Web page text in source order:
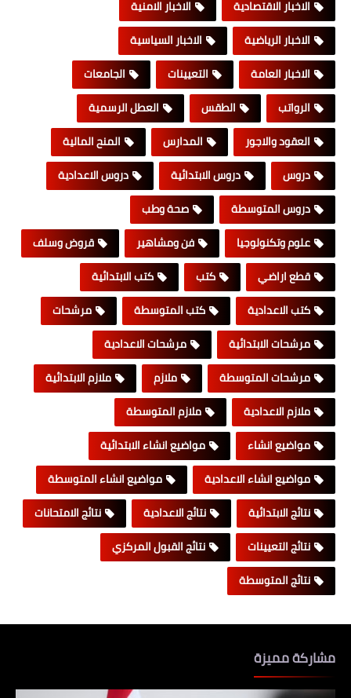
الاخبار الاقتصادية
الاخبار الامنية
الاخبار الرياضية
الاخبار السياسية
الاخبار العامة
التعيينات
الجامعات
الرواتب
الطقس
العطل الرسمية
العقود والاجور
المدارس
المنح المالية
دروس
دروس الابتدائية
دروس الاعدادية
دروس المتوسطة
صحة وطب
علوم وتكنولوجيا
فن ومشاهير
قروض وسلف
قطع اراضي
كتب
كتب الابتدائية
كتب الاعدادية
كتب المتوسطة
مرشحات
مرشحات الابتدائية
مرشحات الاعدادية
مرشحات المتوسطة
ملازم
ملازم الابتدائية
ملازم الاعدادية
ملازم المتوسطة
مواضيع انشاء
مواضيع انشاء الابتدائية
مواضيع انشاء الاعدادية
مواضيع انشاء المتوسطة
نتائج الابتدائية
نتائج الاعدادية
نتائج الامتحانات
نتائج التعيينات
نتائج القبول المركزي
نتائج المتوسطة
مشاركة مميزة